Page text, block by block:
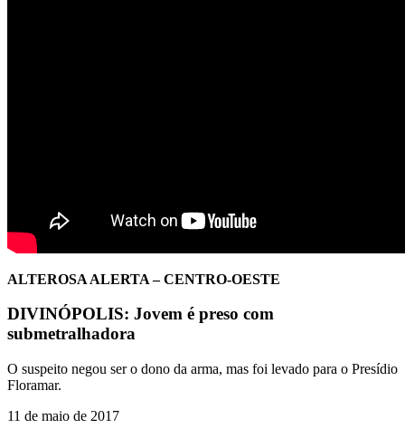
ALTEROSA ALERTA – CENTRO-OESTE
DIVINÓPOLIS: Jovem é preso com
submetralhadora
O suspeito negou ser o dono da arma, mas foi levado para o Presídio
Floramar.
11 de maio de 2017